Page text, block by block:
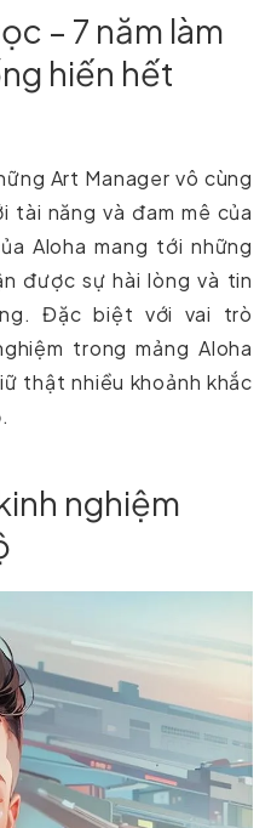
– 7 năm làm
hiến hết
Art Manager vô cùng
tài năng và đam mê của
Aloha mang tới những
được sự hài lòng và tin
Đặc biệt với vai trò
trong mảng Aloha
thật nhiều khoảnh khắc
nghiệm